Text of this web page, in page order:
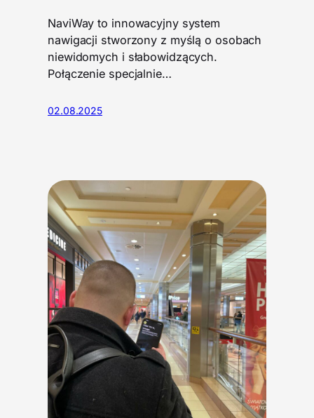
NaviWay to innowacyjny system
nawigacji stworzony z myślą o osobach
niewidomych i słabowidzących.
Połączenie specjalnie…
02.08.2025